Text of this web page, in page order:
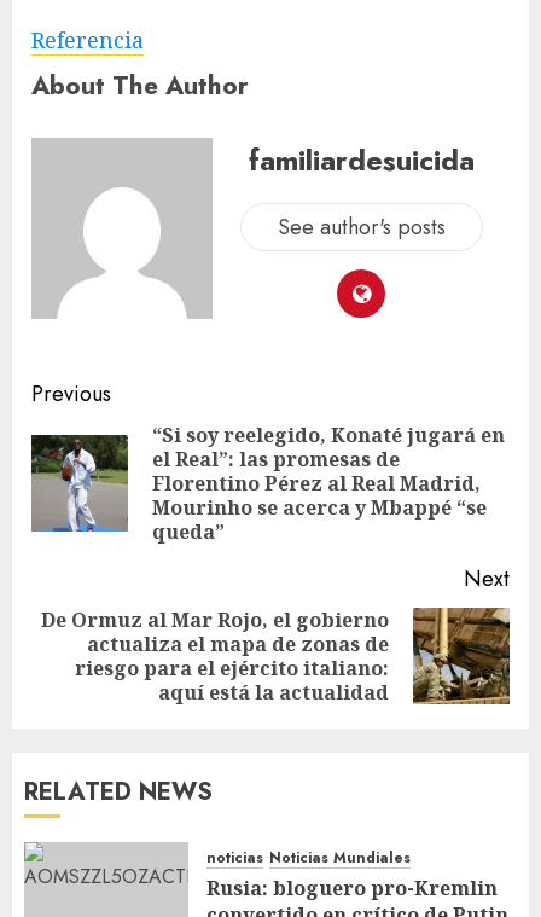
Referencia
About The Author
familiardesuicida
See author's posts
Previous
“Si soy reelegido, Konaté jugará en
el Real”: las promesas de
Florentino Pérez al Real Madrid,
Mourinho se acerca y Mbappé “se
queda”
Next
De Ormuz al Mar Rojo, el gobierno
actualiza el mapa de zonas de
riesgo para el ejército italiano:
aquí está la actualidad
RELATED NEWS
noticias Noticias Mundiales
Rusia: bloguero pro-Kremlin